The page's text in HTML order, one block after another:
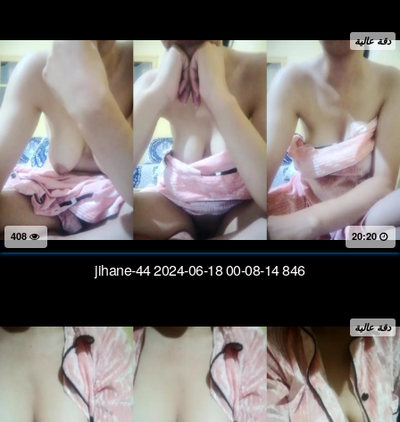
دقة عالية
20:20
jihane-44 2024-06-18 00-08-14 846
دقة عالية